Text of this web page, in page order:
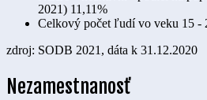
2021) 11,11%
Celkový počet ľudí vo veku 15 -
zdroj: SODB 2021, dáta k 31.12.2020
Nezamestnanosť